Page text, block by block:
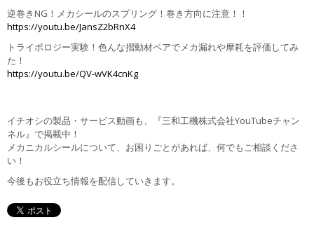
逆巻きNG！メカシールのスプリング！巻き方向に注意！！
https://youtu.be/JansZ2bRnX4
トライボロジー実験！色んな摺動材ペアでメカ漏れや摩耗を評価してみ
た！
https://youtu.be/QV-wVK4cnKg
イチオシの製品・サービス動画も、『三和工機株式会社YouTubeチャン
ネル』で掲載中！
メカニカルシールについて、お困りごとがあれば、何でもご相談くださ
い！
今後もお役立ち情報を配信していきます。